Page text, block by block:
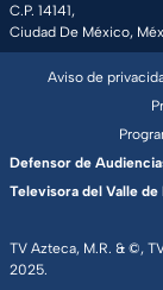
C.P. 14141,
Ciudad De México,
TV Azteca, M.R. & ©,
2025.
Aviso de
Defensor de
Televisora del Valle